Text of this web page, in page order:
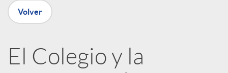
e
Volver
El Colegio y la